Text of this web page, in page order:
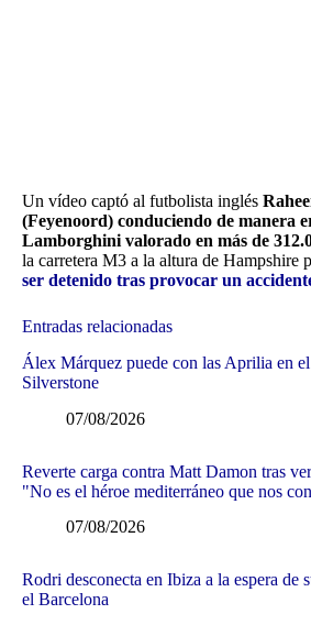
Un vídeo captó al futbolista inglés
(Feyenoord) conduciendo de manera
Lamborghini valorado en más de
la carretera M3 a la altura de Hampshire
ser detenido tras provocar un
Entradas relacionadas
Álex Márquez puede con las Aprilia en
Silverstone
07/08/2026
Reverte carga contra Matt Damon tras
"No es el héroe mediterráneo que nos
07/08/2026
Rodri desconecta en Ibiza a la espera de
el Barcelona